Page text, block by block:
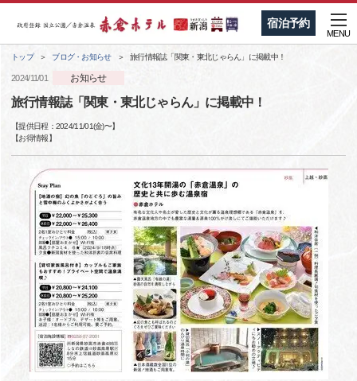
宿泊予約
MENU
トップ ブログ・お知らせ 旅行情報誌「関東・東北じゃらん」に掲載中！
2024/11/01 お知らせ
旅行情報誌「関東・東北じゃらん」に掲載中！
【提供日程： 2024/11/01(金)〜】
【お得情報】